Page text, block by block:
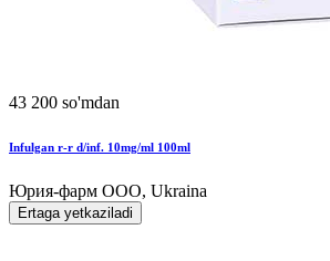
43 200 so'mdan
Infulgan r-r d/inf. 10mg/ml 100ml
Юрия-фарм ООО, Ukraina
Ertaga yetkaziladi